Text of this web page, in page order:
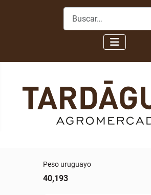
Buscar
Peso uruguayo
40,193